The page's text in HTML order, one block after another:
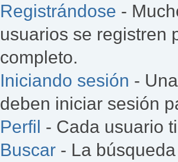
Registrándose -
usuarios se registren
completo.
Iniciando sesión -
deben iniciar sesión
Perfil - Cada usuario
Buscar - La